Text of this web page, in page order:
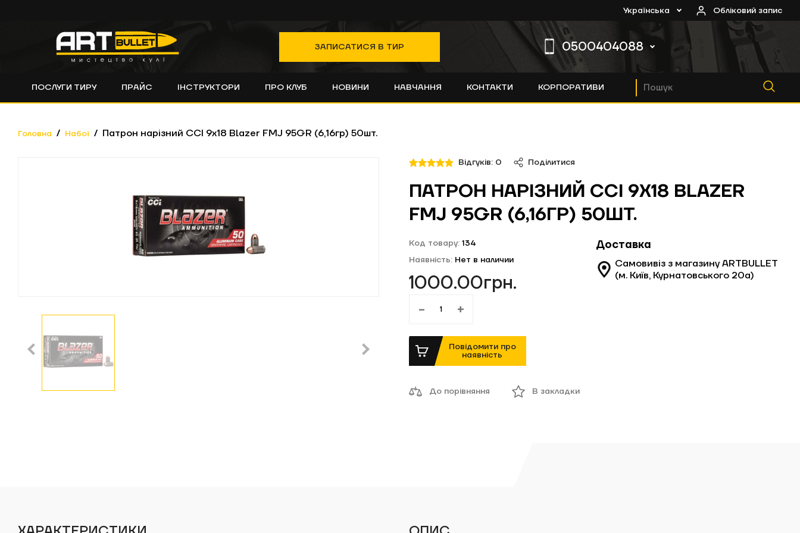
Українська Обліковий запис
ЗАПИСАТИСЯ В ТИР 0500404088
0
ПОСЛУГИ ТИРУ ПРАЙС ІНСТРУКТОРИ ПРО КЛУБ НОВИНИ НАВЧАННЯ КОНТАКТИ КОРПОРАТИВИ
Головна Набої Патрон нарізний CCI 9x18 Blazer FMJ 95GR (6,16гр) 50шт.
Відгуків: 0 Поділитися
ПАТРОН НАРІЗНИЙ CCI 9X18 BLAZER
FMJ 95GR (6,16ГР) 50ШТ.
Код товару: 134
Наявність: Нет в наличии
1000.00грн.
- +
Доставка
Самовивіз з магазину ARTBULLET
(м. Київ, Курнатовського 20а)
Повідомити про
наявність
До порівняння В закладки